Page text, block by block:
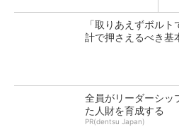
「取りあえずボル
計で押さえるべき基
全員がリーダーシッ
た人財を育成する
PR(dentsu Japan)